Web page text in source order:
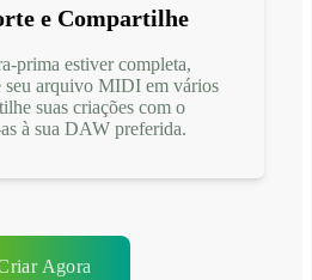
e Compartilhe
prima estiver completa,
seu arquivo MIDI em vários
suas criações com o
à sua DAW preferida.
Agora